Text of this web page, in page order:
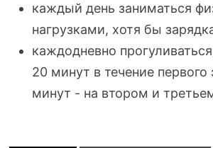
каждый день заниматься
нагрузками, хотя бы
каждодневно
20 минут в течение первого
минут - на втором и